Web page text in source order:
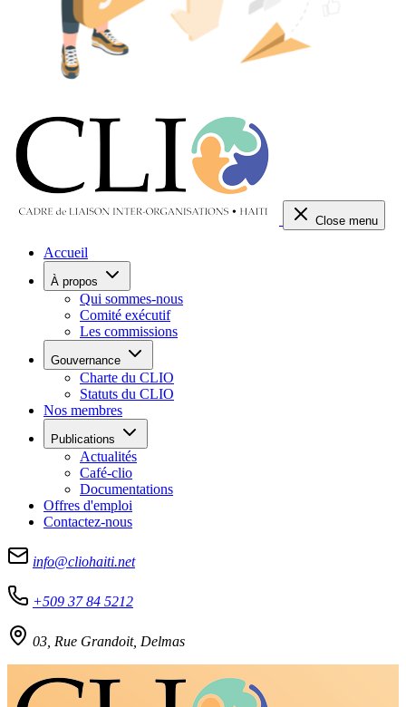
Close menu
Accueil
À propos
Qui sommes-nous
Comité exécutif
Les commissions
Gouvernance
Charte du CLIO
Statuts du CLIO
Nos membres
Publications
Actualités
Café-clio
Documentations
Offres d'emploi
Contactez-nous
info@cliohaiti.net
+509 37 84 5212
03, Rue Grandoit, Delmas